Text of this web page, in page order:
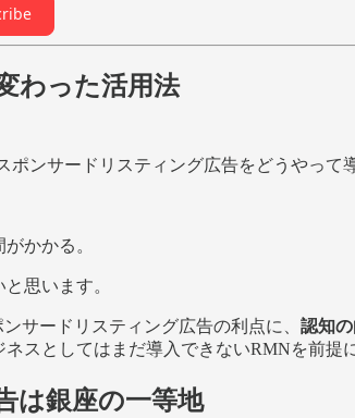
わった活用法
ンサードリスティング広告をどうやって
かかる。
思います。
サードリスティング広告の利点に、 認知
スとしてはまだ導入できないRMNを前提
は銀座の一等地